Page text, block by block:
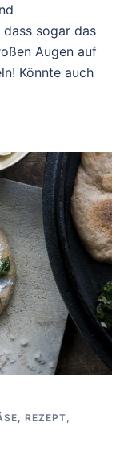
sogar das
Augen auf
Könnte auch
, REZEPT,